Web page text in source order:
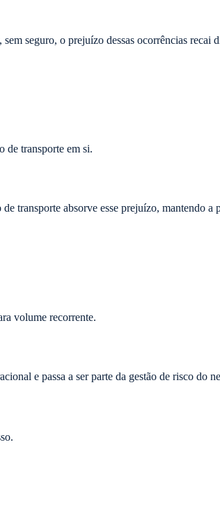
seguro, o prejuízo dessas ocorrências recai
de transporte em si.
transporte absorve esse prejuízo, mantendo
volume recorrente.
e passa a ser parte da gestão de risco do